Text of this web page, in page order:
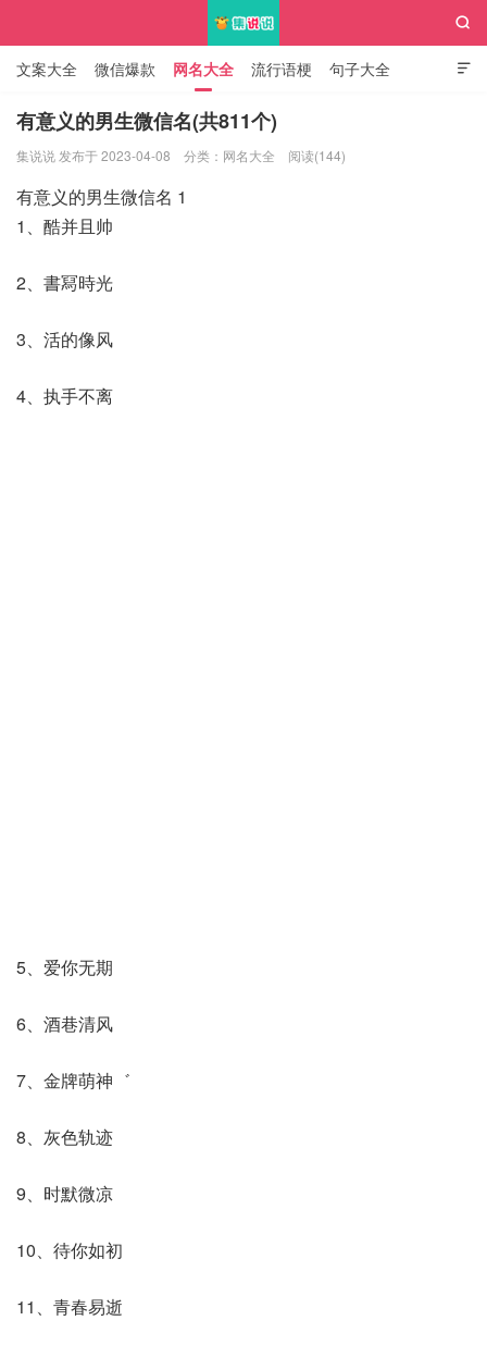

文案大全 微信爆款 网名大全 流行语梗 句子大全
知识大全

有意义的男生微信名(共811个)
集说说 发布于 2023-04-08 分类： 网名大全 阅读(144)
有意义的男生微信名 1
1、酷并且帅
2、書冩時光
3、活的像风
4、执手不离
5、爱你无期
6、酒巷清风
7、金牌萌神゛
8、灰色轨迹
9、时默微凉
10、待你如初
11、青春易逝